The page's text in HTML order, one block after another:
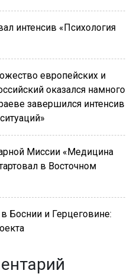
интенсив «Психология
европейских и
оказался намного
завершился интенсив
Миссии «Медицина
в Восточном
Боснии и Герцеговине: